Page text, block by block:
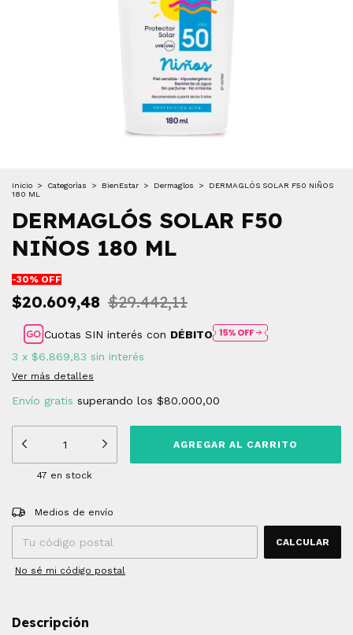
Inicio > Categorìas > BienEstar > Dermaglos >
DERMAGLÓS SOLAR F50 NIÑOS
180 ML
DERMAGLÓS SOLAR F50
NIÑOS 180 ML
-30% OFF
$20.609,48 $29.442,11
Cuotas SIN interés con DÉBITO
3 x $6.869,83 sin interés
Ver más detalles
Envío gratis superando los $80.000,00
47 en stock
Entregas para el CP:
Medios de envío
CALCULAR
No sé mi código postal
Descripción